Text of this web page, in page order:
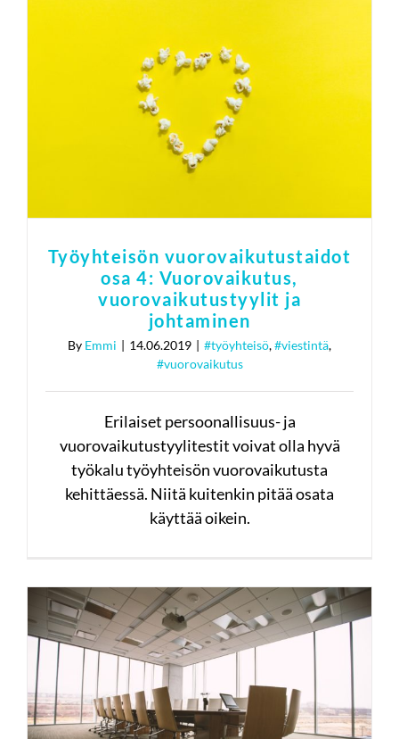
vuorovaikutustaidot osa 4:
Vuorovaikutus,
vuorovaikutustyylit ja
johtaminen
Työyhteisön vuorovaikutustaidot
osa 4: Vuorovaikutus,
vuorovaikutustyylit ja
johtaminen
By Emmi | 14.06.2019 | #työyhteisö,#viestintä,
#vuorovaikutus
Erilaiset persoonallisuus- ja
vuorovaikutustyylitestit voivat olla hyvä
työkalu työyhteisön vuorovaikutusta
kehittäessä. Niitä kuitenkin pitää osata
käyttää oikein.
Työyhteisön
vuorovaikutustaidot osa 3:
Neuvotellen tuloksiin